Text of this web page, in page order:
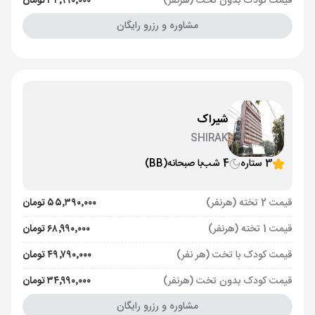
مشاوره و رزرو رایگان
شیراک
SHIRAK
3 ستاره
4 شب با صبحانه(BB)
قیمت 2 تخته (هرنفر)
۵۵٬۳۹۰٬۰۰۰ تومان
قیمت 1 تخته (هرنفر)
۶۸٬۹۹۰٬۰۰۰ تومان
قیمت کودک با تخت (هر نفر)
۴۹٬۷۹۰٬۰۰۰ تومان
قیمت کودک بدون تخت (هرنفر)
۳۴٬۹۹۰٬۰۰۰ تومان
مشاوره و رزرو رایگان